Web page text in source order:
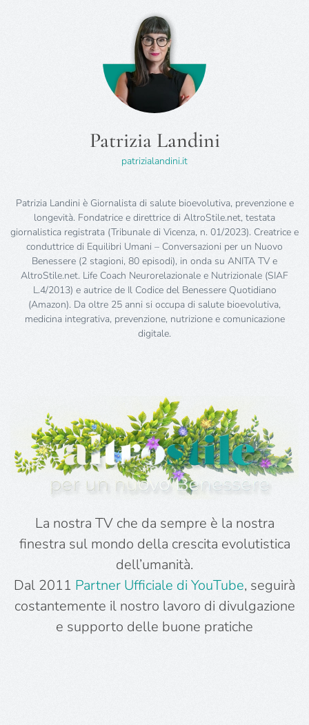
Patrizia Landini
patrizialandini.it
Patrizia Landini è Giornalista di salute bioevolutiva, prevenzione e
longevità. Fondatrice e direttrice di AltroStile.net, testata
giornalistica registrata (Tribunale di Vicenza, n. 01/2023). Creatrice e
conduttrice di Equilibri Umani – Conversazioni per un Nuovo
Benessere (2 stagioni, 80 episodi), in onda su ANITA TV e
AltroStile.net. Life Coach Neurorelazionale e Nutrizionale (SIAF
L.4/2013) e autrice de Il Codice del Benessere Quotidiano
(Amazon). Da oltre 25 anni si occupa di salute bioevolutiva,
medicina integrativa, prevenzione, nutrizione e comunicazione
digitale.
La nostra TV che da sempre è la nostra
finestra sul mondo della crescita evolutistica
dell’umanità.
Dal 2011 Partner Ufficiale di YouTube, seguirà
costantemente il nostro lavoro di divulgazione
e supporto delle buone pratiche